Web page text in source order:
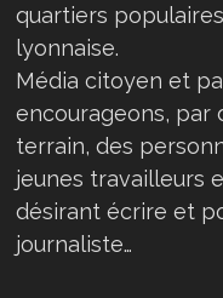
quartiers
lyonnaise.
Média citoyen et
encourageons, par
terrain, des
jeunes travailleurs
désirant écrire et
journaliste…